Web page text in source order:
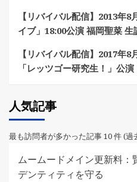
【リバイバル配信】2013年
イブ」18:00公演 福岡聖菜 生
【リバイバル配信】2017年
「レッツゴー研究生！」公
人気記事
最も訪問者が多かった記事 10 件 (過
ムームードメイン更新料：
デンティティを守る